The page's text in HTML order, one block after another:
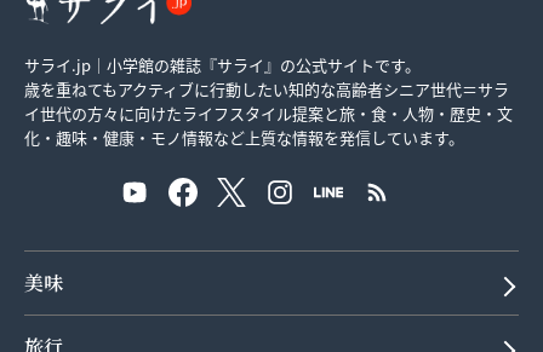
サライ.jp｜小学館の雑誌『サライ』の公式サイトです。
歳を重ねてもアクティブに行動したい知的な高齢者シニア世代＝サラ
イ世代の方々に向けたライフスタイル提案と旅・食・人物・歴史・文
化・趣味・健康・モノ情報など上質な情報を発信しています。
美味
旅行